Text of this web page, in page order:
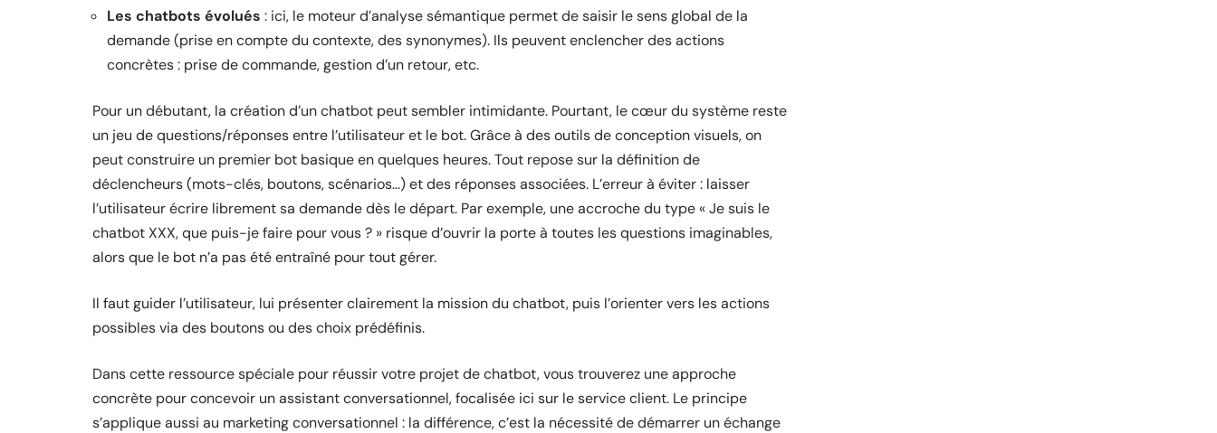
Les chatbots évolués : ici, le moteur d’analyse sémantique permet de saisir le sens global de la
demande (prise en compte du contexte, des synonymes). Ils peuvent enclencher des actions
concrètes : prise de commande, gestion d’un retour, etc.
Pour un débutant, la création d’un chatbot peut sembler intimidante. Pourtant, le cœur du système reste
un jeu de questions/réponses entre l’utilisateur et le bot. Grâce à des outils de conception visuels, on
peut construire un premier bot basique en quelques heures. Tout repose sur la définition de
déclencheurs (mots-clés, boutons, scénarios…) et des réponses associées. L’erreur à éviter : laisser
l’utilisateur écrire librement sa demande dès le départ. Par exemple, une accroche du type « Je suis le
chatbot XXX, que puis-je faire pour vous ? » risque d’ouvrir la porte à toutes les questions imaginables,
alors que le bot n’a pas été entraîné pour tout gérer.
Il faut guider l’utilisateur, lui présenter clairement la mission du chatbot, puis l’orienter vers les actions
possibles via des boutons ou des choix prédéfinis.
Dans cette ressource spéciale pour réussir votre projet de chatbot, vous trouverez une approche
concrète pour concevoir un assistant conversationnel, focalisée ici sur le service client. Le principe
s’applique aussi au marketing conversationnel : la différence, c’est la nécessité de démarrer un échange